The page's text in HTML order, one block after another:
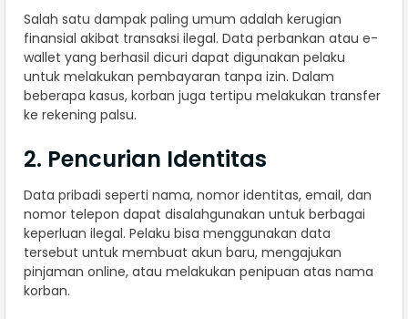
Salah satu dampak paling umum adalah kerugian
finansial akibat transaksi ilegal. Data perbankan atau e-
wallet yang berhasil dicuri dapat digunakan pelaku
untuk melakukan pembayaran tanpa izin. Dalam
beberapa kasus, korban juga tertipu melakukan transfer
ke rekening palsu.
2. Pencurian Identitas
Data pribadi seperti nama, nomor identitas, email, dan
nomor telepon dapat disalahgunakan untuk berbagai
keperluan ilegal. Pelaku bisa menggunakan data
tersebut untuk membuat akun baru, mengajukan
pinjaman online, atau melakukan penipuan atas nama
korban.